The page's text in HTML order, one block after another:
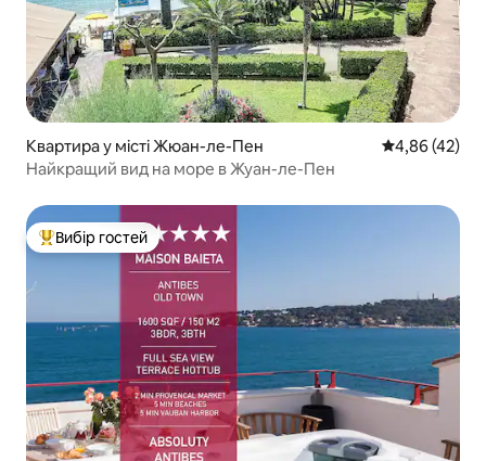
Квартира у місті Жюан-ле-Пен Середня
4,86 (42)
Найкращий вид на море в Жуан-ле-Пен
Топ вибір гостей
Вибір гостей